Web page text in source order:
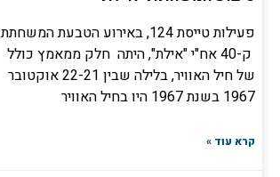
פעילות טייסת 124, באירוע הטבעת המשחתת
ק-40 אח"י "אילת", היתה חלק ממאמץ כולל
של חיל האוויר, בלילה שבין 22-21 אוקטובר
1967 בשנת 1967 היו בחיל האוויר
קרא עוד »